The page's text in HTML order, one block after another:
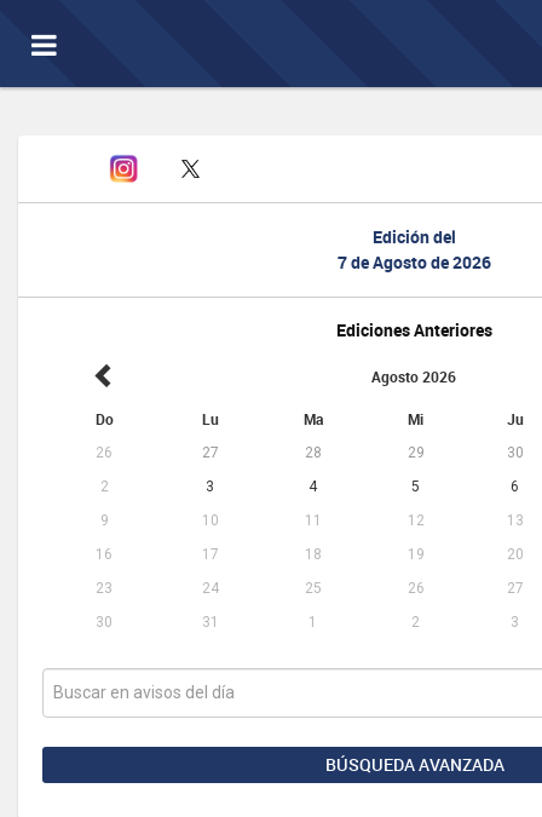
Toggle
navigation
Edición del
7 de Agosto de 2026
Ediciones Anteriores
Agosto 2026
Do Lu Ma Mi Ju
26 27 28 29
30
2
3 4 5
6
9
10 11 12
13
16
17 18 19
20
23
24 25 26
27
30
31 1 2 3
BÚSQUEDA AVANZADA